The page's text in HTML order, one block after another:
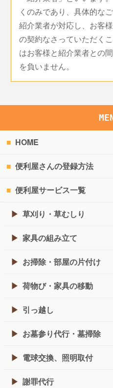
くのみであり、具体的な
紹介業者が対応し、お客
の契約なさっていただく
はお客様と紹介業者との
を負いません。
HOME
便利屋さんの登録方法
便利屋サービス一覧
草刈り・草むしり
家具の組み立て
お掃除・部屋の片付け
荷物び・家具の移動
引っ越し
お墓参り代行・墓掃除
電球交換、照明取付
謝罪代行